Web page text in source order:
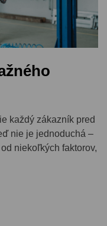
každý zákazník pred
nie je jednoduchá –
niekoľkých faktorov,